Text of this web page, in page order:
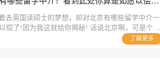
去英国读硕士的梦想，却对北京有哪些留学中介一
就给你揭秘! 话说北京啊，可是个留
的地段，一抬头就能看到各种留学中介的招牌。
了解更多